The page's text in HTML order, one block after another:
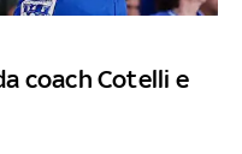
coach Cotelli e